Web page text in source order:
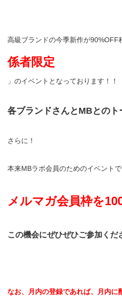
高級ブランドの今季新作が90%OFF
係者限定
」のイベントとなっております！！
各ブランドさんとMBとのト
さらに！
本来MBラボ会員のためのイベント
メルマガ会員枠を
この機会にぜひぜひご参加くだ
なお、月内の登録であれば、月内に